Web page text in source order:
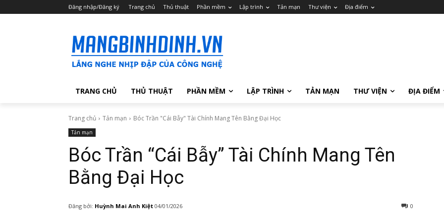
Đăng nhập/Đăng ký Trang chủ Thủ thuật Phần mềm Lập trình Tản mạn Thư viện Địa điểm
TRANG CHỦ THỦ THUẬT PHẦN MỀM LẬP TRÌNH TẢN MẠN THƯ VIỆN ĐỊA ĐIỂM
Trang chủ Tản mạn Bóc Trần "Cái Bẫy" Tài Chính Mang Tên Bằng Đại Học
Tản mạn
Bóc Trần “Cái Bẫy” Tài Chính Mang Tên
Bằng Đại Học
Đăng bởi: Huỳnh Mai Anh Kiệt 04/01/2026 0